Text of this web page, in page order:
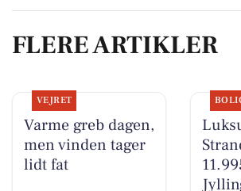
FLERE ARTIKLER
VEJRET
Varme greb dagen,
men vinden tager
lidt fat